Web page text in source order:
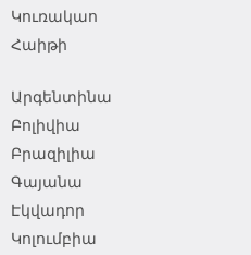
Կուռակաո
Հաիթի
Արգենտինա
Բոլիվիա
Բրազիլիա
Գայանա
Էկվադոր
Կոլումբիա